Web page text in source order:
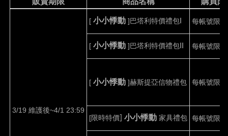
3/19 維護後~4/1 23:59
[小小悸動 ]巴塔利特價禮包 每帳號限購
[小小悸動 ]巴塔利特價禮包 每帳號限購
[小小悸動 ]赫斯提亞信物禮包 每帳號限購
[限時特價 ]小小悸動 家具禮包 每帳號限購